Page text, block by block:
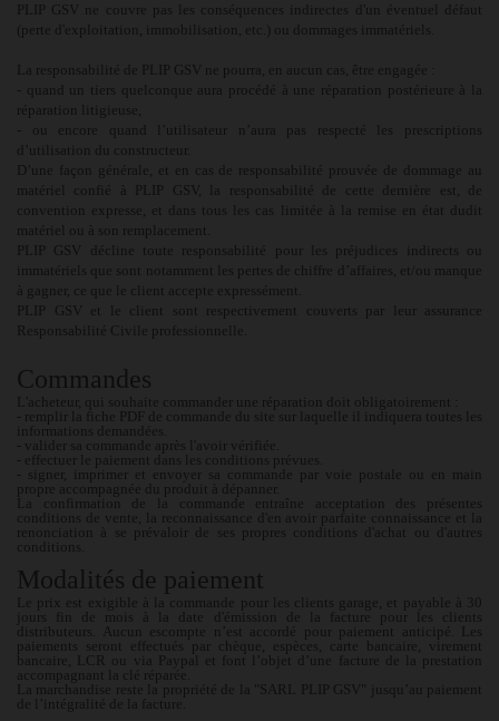
PLIP GSV ne couvre pas les conséquences indirectes d'un éventuel défaut
(perte d'exploitation, immobilisation, etc.) ou dommages immatériels.
La responsabilité de PLIP GSV ne pourra, en aucun cas, être engagée :
- quand un tiers quelconque aura procédé à une réparation postérieure à la
réparation litigieuse,
- ou encore quand l’utilisateur n’aura pas respecté les prescriptions
d’utilisation du constructeur.
D’une façon générale, et en cas de responsabilité prouvée de dommage au
matériel confié à PLIP GSV, la responsabilité de cette dernière est, de
convention expresse, et dans tous les cas limitée à la remise en état dudit
matériel ou à son remplacement.
PLIP GSV décline toute responsabilité pour les préjudices indirects ou
immatériels que sont notamment les pertes de chiffre d’affaires, et/ou manque
à gagner, ce que le client accepte expressément.
PLIP GSV et le client sont respectivement couverts par leur assurance
Responsabilité Civile professionnelle.
Commandes
L'acheteur, qui souhaite commander une réparation doit obligatoirement :
- remplir la fiche PDF de commande du site sur laquelle il indiquera toutes les
informations demandées.
- valider sa commande après l'avoir vérifiée.
- effectuer le paiement dans les conditions prévues.
- signer, imprimer et envoyer sa commande par voie postale ou en main
propre accompagnée du produit à dépanner.
La confirmation de la commande entraîne acceptation des présentes
conditions de vente, la reconnaissance d'en avoir parfaite connaissance et la
renonciation à se prévaloir de ses propres conditions d'achat ou d'autres
conditions.
Modalités de paiement
Le prix est exigible à la commande pour les clients garage, et payable à 30
jours fin de mois à la date d'émission de la facture pour les clients
distributeurs. Aucun escompte n’est accordé pour paiement anticipé. Les
paiements seront effectués par chèque, espèces, carte bancaire, virement
bancaire, LCR ou via Paypal et font l’objet d’une facture de la prestation
accompagnant la clé réparée.
La marchandise reste la propriété de la "SARL PLIP GSV"
jusqu’au paiement
de l’intégralité de la facture.